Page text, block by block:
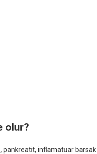
olur?
pankreatit, inflamatuar barsak